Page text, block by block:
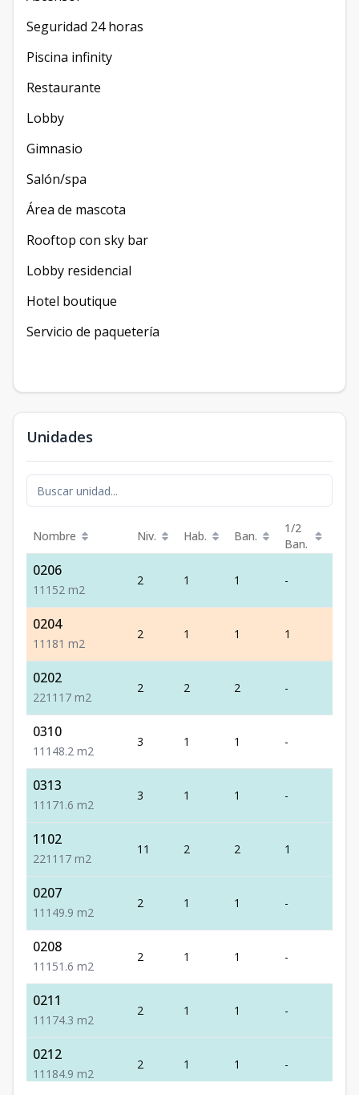
Seguridad 24 horas
Piscina infinity
Restaurante
Lobby
Gimnasio
Salón/spa
Área de mascota
Rooftop con sky bar
Lobby residencial
Hotel boutique
Servicio de paquetería
Unidades
Nombre Niv. Hab. Ban.
1/2
Ban.
0206
1 1 1 52 m2
2 1 1 -
0204
1 1 1 81 m2
2 1 1 1
0202
221 117 m2
2 2 2 -
0310
1 1 1 48.2 m2
3 1 1 -
0313
1 1 1 71.6 m2
3 1 1 -
1102
221 117 m2
11 2 2 1
0207
1 1 1 49.9 m2
2 1 1 -
0208
1 1 1 51.6 m2
2 1 1 -
0211
1 1 1 74.3 m2
2 1 1 -
0212
1 1 1 84.9 m2
2 1 1 -